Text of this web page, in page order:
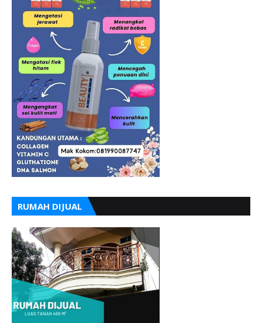
RUMAH DIJUAL